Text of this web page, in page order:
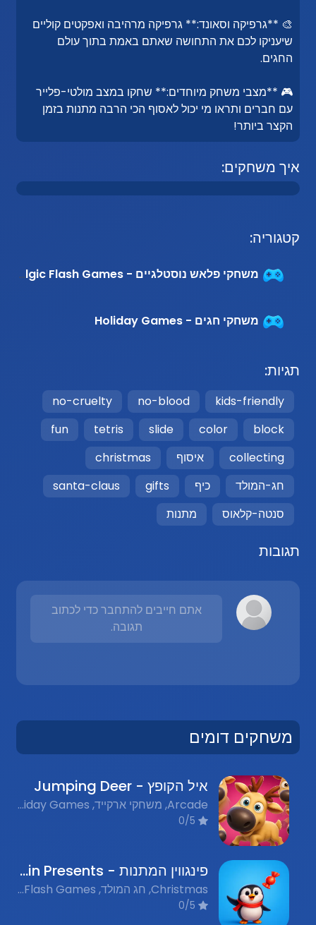
🎨 **גרפיקה וסאונד:** גרפיקה מרהיבה ואפקטים קוליים
שיעניקו לכם את התחושה שאתם באמת בתוך עולם
החגים.
🎮 **מצבי משחק מיוחדים:** שחקו במצב מולטי-פלייר
עם חברים ותראו מי יכול לאסוף הכי הרבה מתנות בזמן
הקצר ביותר!
איך משחקים:
קטגוריה:
משחקי פלאש נוסטלגיים - Nostalgic Flash Games
משחקי חגים - Holiday Games
תגיות:
kids-friendly
no-blood
no-cruelty
block
color
slide
tetris
fun
collecting
איסוף
christmas
חג-המולד
כיף gifts
santa-claus
סנטה-קלאוס
מתנות
תגובות
אתם חייבים להתחבר כדי לכתוב
תגובה.
משחקים דומים
איל הקופץ - Jumping Deer
Arcade, משחקי ארקייד, Holiday Games, משחקי חג, Flash Games, משחקי פלאש נוסטלגים
פינגווין המתנות - Penguin Presents
Christmas, חג המולד, Nostalgic Flash Games, משחקי פלאש נוסטלגים, Collecting Games, משחקי איסוף